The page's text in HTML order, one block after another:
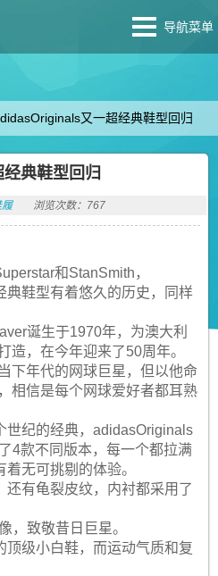
导航菜单
又一超经典鞋型回归
典鞋型回归
浏览次数：767
和StanSmith，
鞋型有着悠久的历史，同样
诞生于1970年，为澳大利
造，在今年迎来了50周年。
下年代的网球巨星，但以他命
相信是每个网球爱好者都耳熟
世纪的经典，adidasOriginals
4款不同版本，每一个都拉满
无可挑剔的体验。
还有龟裂皮纹，内衬都采用了
，致敬昔日巨星。​
顶级小白鞋，而运动气质和复